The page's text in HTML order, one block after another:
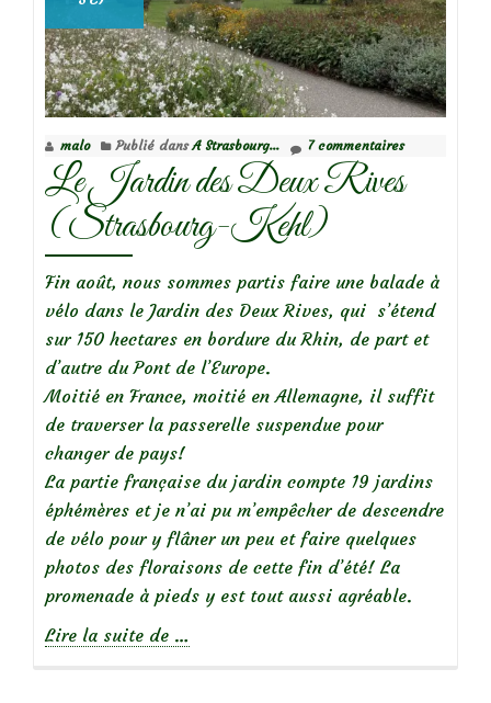
malo Publié dansA Strasbourg... 7 commentaires
Le Jardin des Deux Rives
(Strasbourg-Kehl)
Fin août, nous sommes partis faire une balade à
vélo dans le Jardin des Deux Rives, qui s’étend
sur 150 hectares en bordure du Rhin, de part et
d’autre du Pont de l’Europe.
Moitié en France, moitié en Allemagne, il suffit
de traverser la passerelle suspendue pour
changer de pays!
La partie française du jardin compte 19 jardins
éphémères et je n’ai pu m’empêcher de descendre
de vélo pour y flâner un peu et faire quelques
photos des floraisons de cette fin d’été! La
promenade à pieds y est tout aussi agréable.
Lire la suite de …